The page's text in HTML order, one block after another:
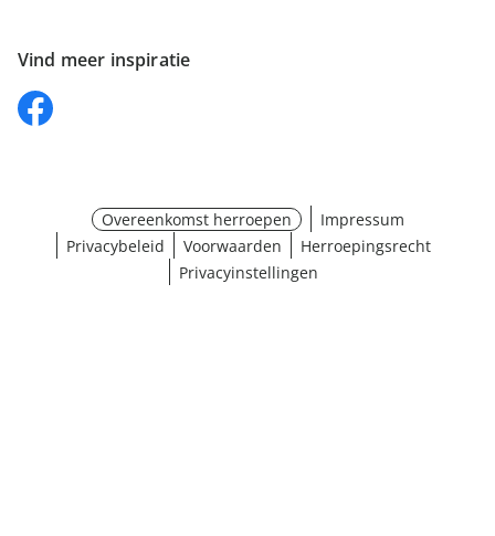
Vind meer inspiratie
Overeenkomst herroepen
Impressum
Privacybeleid
Voorwaarden
Herroepingsrecht
Privacyinstellingen